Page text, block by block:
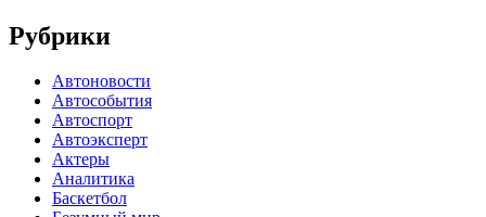
Рубрики
Автоновости
Автособытия
Автоспорт
Автоэксперт
Актеры
Аналитика
Баскетбол